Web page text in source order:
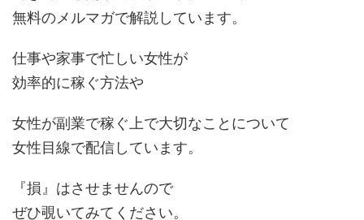
無料のメルマガで解説しています。
仕事や家事で忙しい女性が
効率的に稼ぐ方法や
女性が副業で稼ぐ上で大切なことについて
女性目線で配信しています。
『損』はさせませんので
ぜひ覗いてみてください。